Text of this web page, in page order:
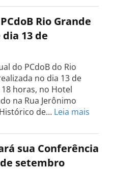
Rio Grande
13 de
do PCdoB do Rio
no dia 13 de
horas, no Hotel
na Rua Jerônimo
de… Leia mais
do
PCdoB
sua Conferência
setembro